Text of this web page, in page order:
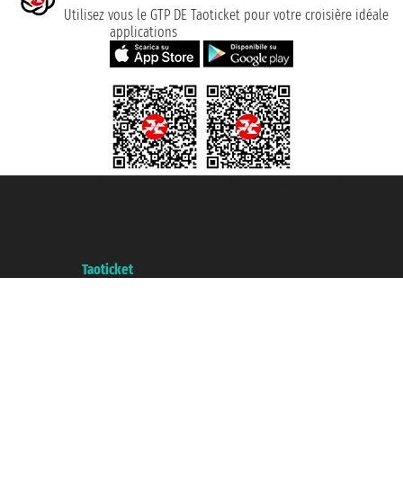
Utilisez vous le GTP DE Taoticket pour votre croisière idéale
applications
Taoticket